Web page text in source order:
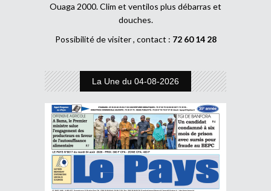
Ouaga 2000. Clim et ventilos plus débarras et
douches.
Possibilité de visiter , contact : 72 60 14 28
La Une du 04-08-2026